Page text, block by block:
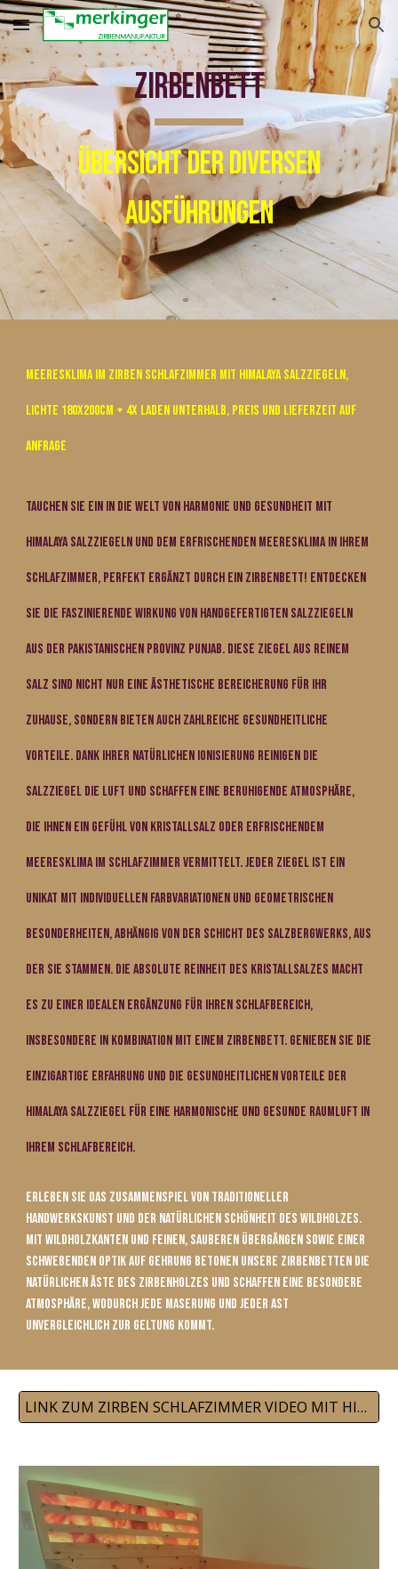
Skip to main content Skip to navigation
Zirbenbett
Übersicht der diversen
Ausführungen
Meeresklima im Zirben Schlafzimmer mit Himalaya Salzziegeln,
Lichte 180x200cm + 4x Laden unterhalb, Preis und Lieferzeit auf
Anfrage
Tauchen Sie ein in die Welt von Harmonie und Gesundheit mit
Himalaya Salzziegeln und dem erfrischenden Meeresklima in Ihrem
Schlafzimmer, perfekt ergänzt durch ein Zirbenbett! Entdecken
Sie die faszinierende Wirkung von handgefertigten Salzziegeln
aus der pakistanischen Provinz Punjab. Diese Ziegel aus reinem
Salz sind nicht nur eine ästhetische Bereicherung für Ihr
Zuhause, sondern bieten auch zahlreiche gesundheitliche
Vorteile. Dank ihrer natürlichen Ionisierung reinigen die
Salzziegel die Luft und schaffen eine beruhigende Atmosphäre,
die Ihnen ein Gefühl von Kristallsalz oder erfrischendem
Meeresklima im Schlafzimmer vermittelt. Jeder Ziegel ist ein
Unikat mit individuellen Farbvariationen und geometrischen
Besonderheiten, abhängig von der Schicht des Salzbergwerks, aus
der sie stammen. Die absolute Reinheit des Kristallsalzes macht
es zu einer idealen Ergänzung für Ihren Schlafbereich,
insbesondere in Kombination mit einem Zirbenbett. Genießen Sie die
einzigartige Erfahrung und die gesundheitlichen Vorteile der
Himalaya Salzziegel für eine harmonische und gesunde Raumluft in
Ihrem Schlafbereich.
Erleben Sie das Zusammenspiel von traditioneller
Handwerkskunst und der natürlichen Schönheit des Wildholzes.
Mit Wildholzkanten und feinen, sauberen Übergängen sowie einer
schwebenden Optik auf Gehrung betonen unsere Zirbenbetten die
natürlichen Äste des Zirbenholzes und schaffen eine besondere
Atmosphäre, wodurch jede Maserung und jeder Ast
unvergleichlich zur Geltung kommt.
LINK ZUM ZIRBEN SCHLAFZIMMER VIDEO MIT HIMALAYA SALZZIEGELN